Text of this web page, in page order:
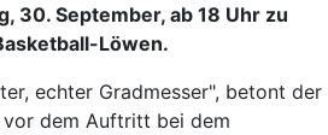
30. September, ab 18 Uhr zu
Löwen.
echter Gradmesser", betont der
dem Auftritt bei dem